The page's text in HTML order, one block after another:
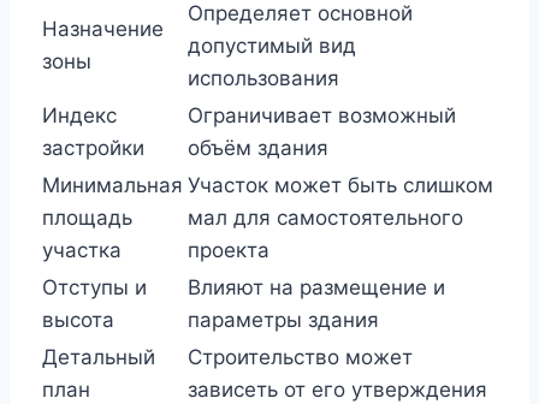
Назначение
зоны
Определяет основной
допустимый вид
использования
Индекс
застройки
Ограничивает возможный
объём здания
Минимальная
площадь
участка
Участок может быть слишком
мал для самостоятельного
проекта
Отступы и
высота
Влияют на размещение и
параметры здания
Детальный
план
Строительство может
зависеть от его утверждения